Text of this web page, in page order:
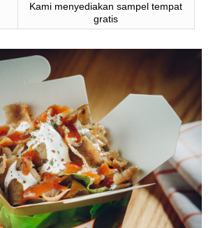
Kami menyediakan sampel tempat
gratis